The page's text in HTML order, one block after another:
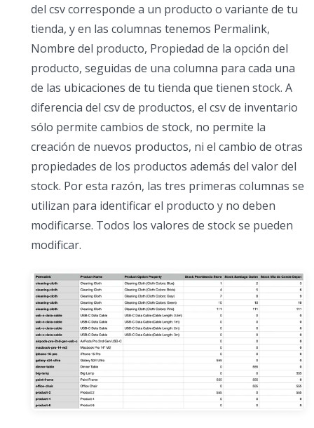
del csv corresponde a un producto o variante de tu
tienda, y en las columnas tenemos Permalink,
Nombre del producto, Propiedad de la opción del
producto, seguidas de una columna para cada una
de las ubicaciones de tu tienda que tienen stock. A
diferencia del csv de productos, el csv de inventario
sólo permite cambios de stock, no permite la
creación de nuevos productos, ni el cambio de otras
propiedades de los productos además del valor del
stock. Por esta razón, las tres primeras columnas se
utilizan para identificar el producto y no deben
modificarse. Todos los valores de stock se pueden
modificar.